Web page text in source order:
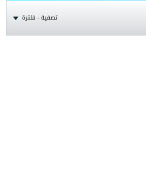
تصفية - فلترة